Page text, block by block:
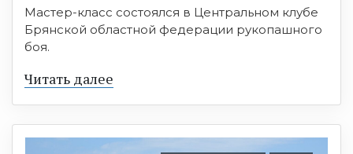
Мастер-класс состоялся в Центральном клубе
Брянской областной федерации рукопашного
боя.
Читать далее